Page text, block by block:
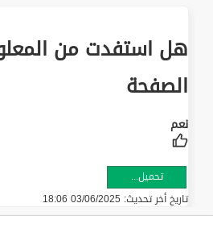
هل استفدت من
الصفحة
تحميل...
تاريخ أخر تحديث: 03/06/2025 18:06